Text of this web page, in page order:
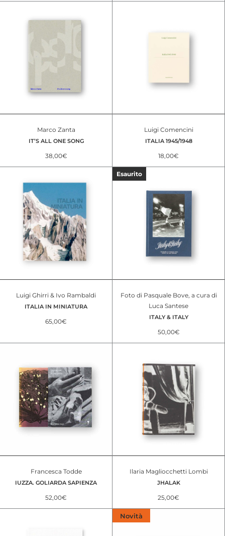
Marco Zanta
IT’S ALL ONE SONG
38,00€
Luigi Comencini
ITALIA 1945/1948
18,00€
Luigi Ghirri & Ivo Rambaldi
ITALIA IN MINIATURA
65,00€
Esaurito
Foto di Pasquale Bove, a cura di
Luca Santese
ITALY & ITALY
50,00€
Francesca Todde
IUZZA. GOLIARDA SAPIENZA
52,00€
Ilaria Magliocchetti Lombi
JHALAK
25,00€
Novità